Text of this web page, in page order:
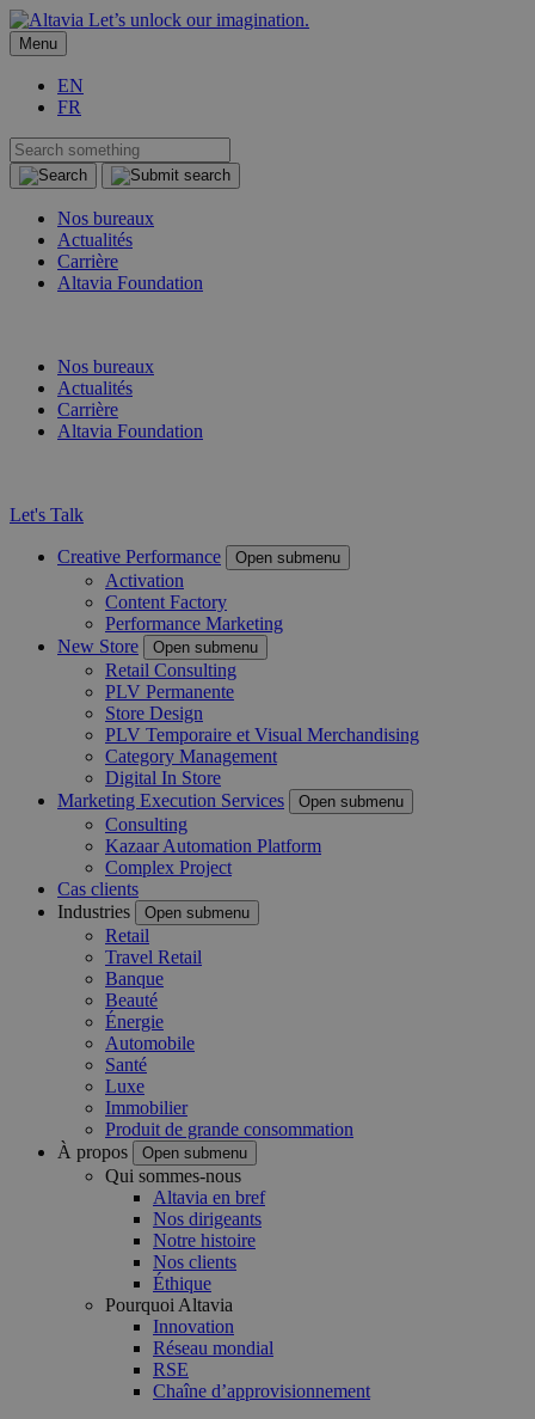
Let’s unlock our imagination.
Menu
EN
FR
Nos bureaux
Actualités
Carrière
Altavia Foundation
Nos bureaux
Actualités
Carrière
Altavia Foundation
Let's Talk
Creative Performance Open submenu
Activation
Content Factory
Performance Marketing
New Store
Open submenu
Retail Consulting
PLV Permanente
Store Design
PLV Temporaire et Visual Merchandising
Category Management
Digital In Store
Marketing Execution Services
Open submenu
Consulting
Kazaar Automation Platform
Complex Project
Cas clients
Industries
Open submenu
Retail
Travel Retail
Banque
Beauté
Énergie
Automobile
Santé
Luxe
Immobilier
Produit de grande consommation
À propos
Open submenu
Qui sommes-nous
Altavia en bref
Nos dirigeants
Notre histoire
Nos clients
Éthique
Pourquoi Altavia
Innovation
Réseau mondial
RSE
Chaîne d’approvisionnement